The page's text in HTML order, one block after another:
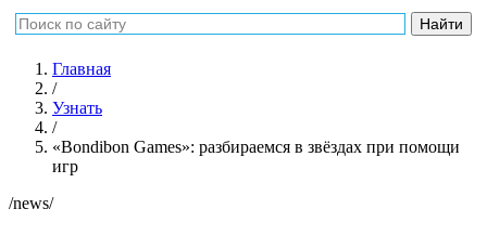
Главная
/
Узнать
/
«Bondibon Games»: разбираемся в звёздах при помощи
игр
/news/